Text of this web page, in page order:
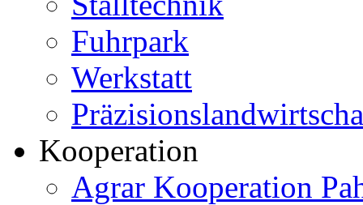
Fuhrpark
Werkstatt
Kooperation
Agrar Kooperation